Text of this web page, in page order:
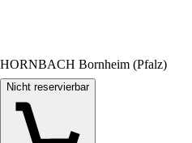
HORNBACH Bornheim (Pfalz)
Nicht reservierbar